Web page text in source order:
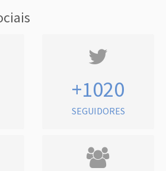
+1020
SEGUIDORES